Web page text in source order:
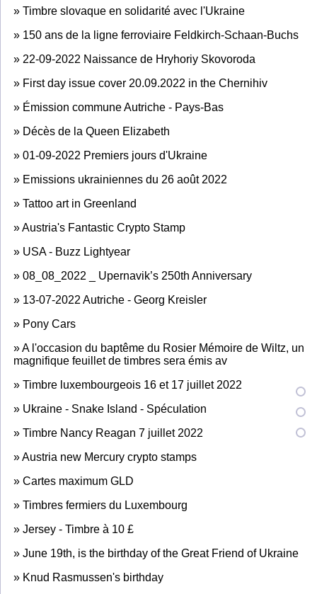
» Timbre slovaque en solidarité avec l'Ukraine
» 150 ans de la ligne ferroviaire Feldkirch-Schaan-Buchs
» 22-09-2022 Naissance de Hryhoriy Skovoroda
» First day issue cover 20.09.2022 in the Chernihiv
» Émission commune Autriche - Pays-Bas
» Décès de la Queen Elizabeth
» 01-09-2022 Premiers jours d'Ukraine
» Emissions ukrainiennes du 26 août 2022
» Tattoo art in Greenland
»Austria's Fantastic Crypto Stamp
» USA - Buzz Lightyear
» 08_08_2022 _ Upernavik’s 250th Anniversary
» 13-07-2022 Autriche - Georg Kreisler
» Pony Cars
»A l'occasion du baptême du Rosier Mémoire de Wiltz, un
magnifique feuillet de timbres sera émis av
» Timbre luxembourgeois 16 et 17 juillet 2022
» Ukraine - Snake Island - Spéculation
» Timbre Nancy Reagan 7 juillet 2022
»Austria new Mercury crypto stamps
» Cartes maximum GLD
» Timbres fermiers du Luxembourg
» Jersey - Timbre à 10 £
» June 19th, is the birthday of the Great Friend of Ukraine
» Knud Rasmussen's birthday